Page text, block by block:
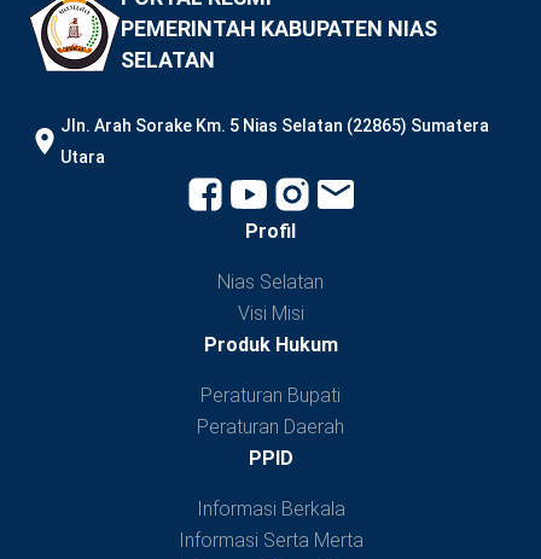
PEMERINTAH KABUPATEN NIAS
SELATAN
JIn. Arah Sorake Km. 5 Nias Selatan (22865) Sumatera
Utara
Profil
Nias Selatan
Visi Misi
Produk Hukum
Peraturan Bupati
Peraturan Daerah
PPID
Informasi Berkala
Informasi Serta Merta